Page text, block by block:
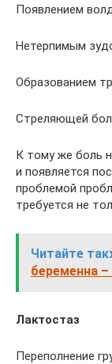
Появлением
Нетерпимым
Образованием
Стреляющей
К тому же боль
и появляется
проблемой
требуется не
Читайте
беременна
Лактостаз
Переполнение